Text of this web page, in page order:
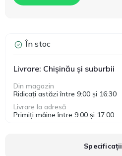
În stoc
Livrare: Chișinău și suburbii
Din magazin
Ridicați astăzi între 9:00 și 16:30
Livrare la adresă
Primiți mâine între 9:00 și 17:00
Specificații